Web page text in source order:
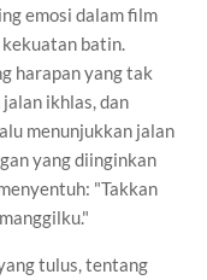
emosi dalam film
batin.
harapan yang tak
ikhlas, dan
menunjukkan jalan
yang diinginkan
"Takkan
tulus, tentang